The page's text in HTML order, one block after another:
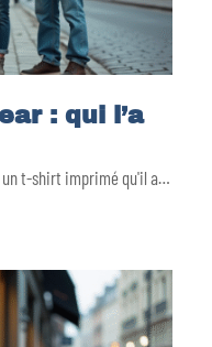
: qui l’a
un t-shirt imprimé qu'il a…